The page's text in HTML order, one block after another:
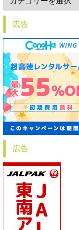
広告
広告